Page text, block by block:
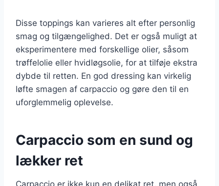
Disse toppings kan varieres alt efter personlig
smag og tilgængelighed. Det er også muligt at
eksperimentere med forskellige olier, såsom
trøffelolie eller hvidløgsolie, for at tilføje ekstra
dybde til retten. En god dressing kan virkelig
løfte smagen af carpaccio og gøre den til en
uforglemmelig oplevelse.
Carpaccio som en sund og
lækker ret